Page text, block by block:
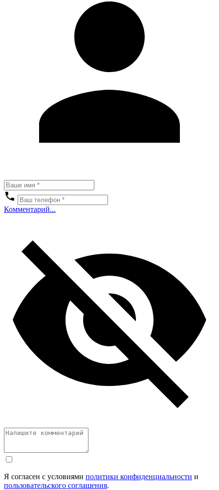
Комментарий...
Я согласен с условиями политики конфиденциальности и
пользовательского соглашения.